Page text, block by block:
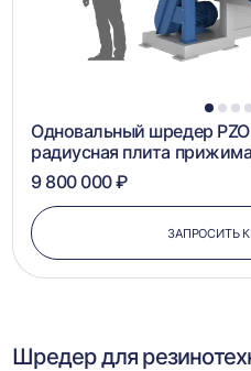
1 2 3
Одновальный шредер PZO
радиусная плита прижима
9 800 000 ₽
ЗАПРОСИТЬ
Шредер для